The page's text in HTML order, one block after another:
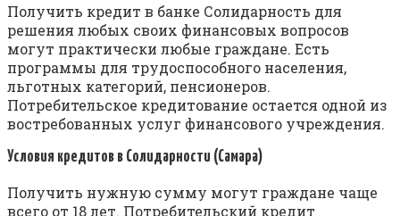
Получить кредит в банке Солидарность для
решения любых своих финансовых вопросов
могут практически любые граждане. Есть
программы для трудоспособного населения,
льготных категорий, пенсионеров.
Потребительское кредитование остается одной из
востребованных услуг финансового учреждения.
Условия кредитов в Солидарности (Самара)
Получить нужную сумму могут граждане чаще
всего от 18 лет. Потребительский кредит